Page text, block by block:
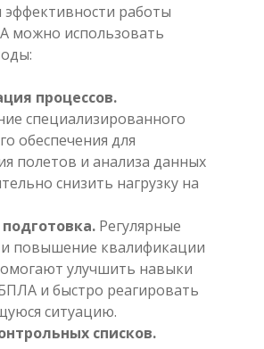
работы
можно использовать
процессов.
специализированного
обеспечения для
полетов и анализа данных
снизить нагрузку на
Регулярные
повышение квалификации
улучшить навыки
и быстро реагировать
ситуацию.
списков.